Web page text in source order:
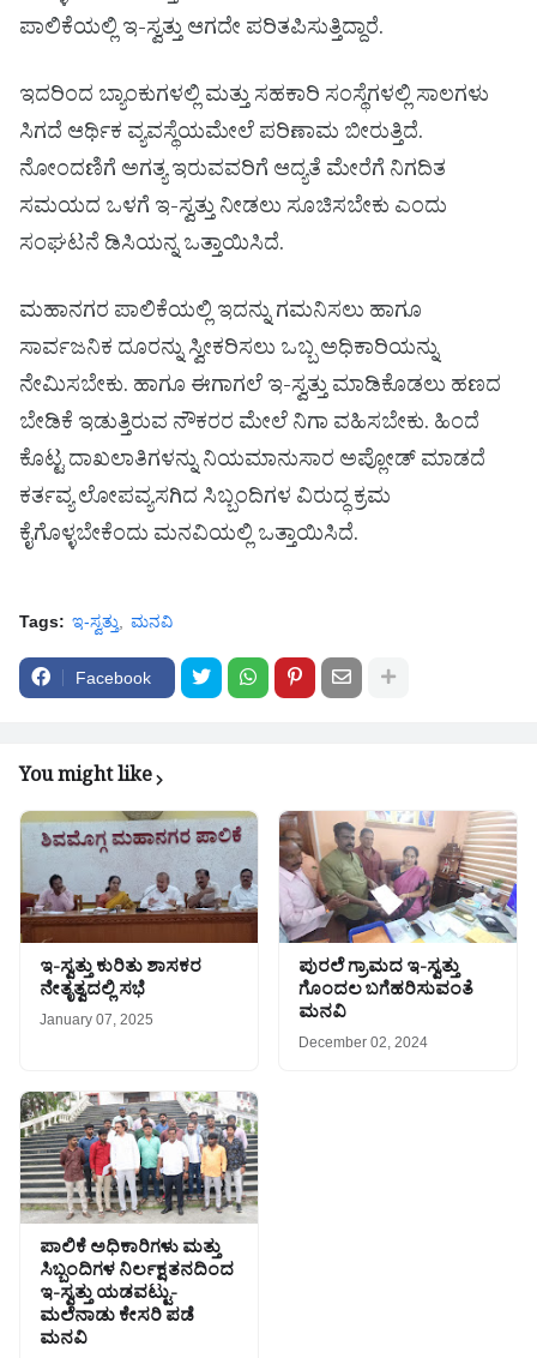
ಪಾಲಿಕೆಯಲ್ಲಿ ಇ-ಸ್ವತ್ತು ಆಗದೇ ಪರಿತಪಿಸುತ್ತಿದ್ದಾರೆ.
ಇದರಿಂದ ಬ್ಯಾಂಕುಗಳಲ್ಲಿ ಮತ್ತು ಸಹಕಾರಿ ಸಂಸ್ಥೆಗಳಲ್ಲಿ ಸಾಲಗಳು
ಸಿಗದೆ ಆರ್ಥಿಕ ವ್ಯವಸ್ಥೆಯಮೇಲೆ ಪರಿಣಾಮ ಬೀರುತ್ತಿದೆ.
ನೋಂದಣಿಗೆ ಅಗತ್ಯ ಇರುವವರಿಗೆ ಆದ್ಯತೆ ಮೇರೆಗೆ ನಿಗದಿತ
ಸಮಯದ ಒಳಗೆ ಇ-ಸ್ವತ್ತು ನೀಡಲು ಸೂಚಿಸಬೇಕು ಎಂದು
ಸಂಘಟನೆ ಡಿಸಿಯನ್ನ ಒತ್ತಾಯಿಸಿದೆ.
ಮಹಾನಗರ ಪಾಲಿಕೆಯಲ್ಲಿ ಇದನ್ನು ಗಮನಿಸಲು ಹಾಗೂ
ಸಾರ್ವಜನಿಕ ದೂರನ್ನು ಸ್ವೀಕರಿಸಲು ಒಬ್ಬ ಅಧಿಕಾರಿಯನ್ನು
ನೇಮಿಸಬೇಕು. ಹಾಗೂ ಈಗಾಗಲೆ ಇ-ಸ್ವತ್ತು ಮಾಡಿಕೊಡಲು ಹಣದ
ಬೇಡಿಕೆ ಇಡುತ್ತಿರುವ ನೌಕರರ ಮೇಲೆ ನಿಗಾ ವಹಿಸಬೇಕು. ಹಿಂದೆ
ಕೊಟ್ಟ ದಾಖಲಾತಿಗಳನ್ನು ನಿಯಮಾನುಸಾರ ಅಪ್ಲೋಡ್ ಮಾಡದೆ
ಕರ್ತವ್ಯ ಲೋಪವ್ಯಸಗಿದ ಸಿಬ್ಬಂದಿಗಳ ವಿರುದ್ಧ ಕ್ರಮ
ಕೈಗೊಳ್ಳಬೇಕೆಂದು ಮನವಿಯಲ್ಲಿ ಒತ್ತಾಯಿಸಿದೆ.
Tags: ಇ-ಸ್ವತ್ತು ಮನವಿ
Facebook
You might like
ಇ-ಸ್ವತ್ತು ಕುರಿತು ಶಾಸಕರ
ನೇತೃತ್ವದಲ್ಲಿ ಸಭೆ
January 07, 2025
ಪುರಲೆ ಗ್ರಾಮದ ಇ-ಸ್ವತ್ತು
ಗೊಂದಲ ಬಗೆಹರಿಸುವಂತೆ
ಮನವಿ
December 02, 2024
ಪಾಲಿಕೆ ಅಧಿಕಾರಿಗಳು ಮತ್ತು
ಸಿಬ್ಬಂದಿಗಳ ನಿರ್ಲಕ್ಷತನದಿಂದ
ಇ-ಸ್ವತ್ತು ಯಡವಟ್ಟು-
ಮಲೆನಾಡು ಕೇಸರಿ ಪಡೆ
ಮನವಿ